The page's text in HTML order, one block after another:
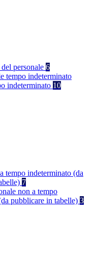
personale 6
tempo indeterminato
indeterminato 10
tempo indeterminato (da
7
non a tempo
pubblicare in tabelle) 3